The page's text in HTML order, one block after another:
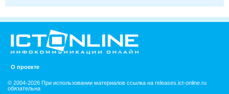
О проекте
© 2004-2026 При использовании материалов ссылка на releases.ict-online.ru
обязательна